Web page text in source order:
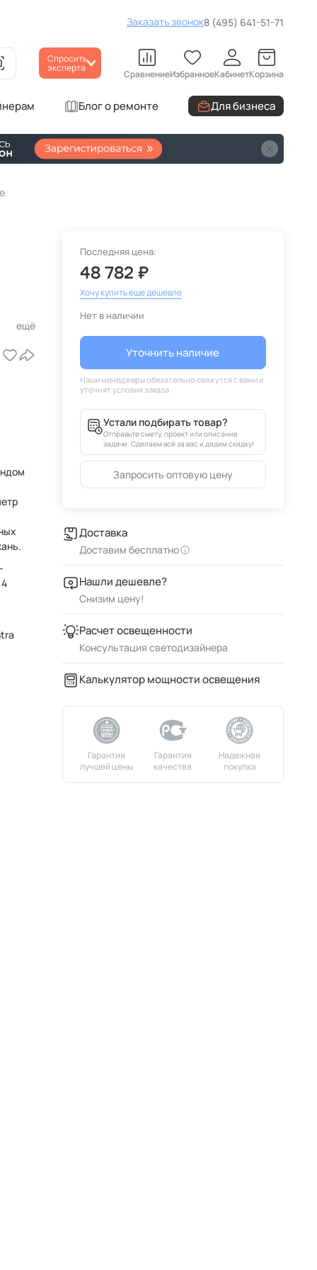
Заказать звонок8 (495) 641-51-71
Спросить
эксперта СравнениеИзбранноеКабинетКорзина
Блог о ремонте Для бизнеса
Последняя цена:
48 782 ₽
Хочу купить еще дешевле
Нет в наличии
Уточнить наличие
Устали подбирать товар?
Отправьте смету, проект или описание
задачи. Сделаем всё за вас и дадим скидку!
Запросить оптовую цену
Доставка
Доставим бесплатно
Нашли дешевле?
Снизим цену!
Расчет освещенности
Консультация светодизайнера
Калькулятор мощности освещения